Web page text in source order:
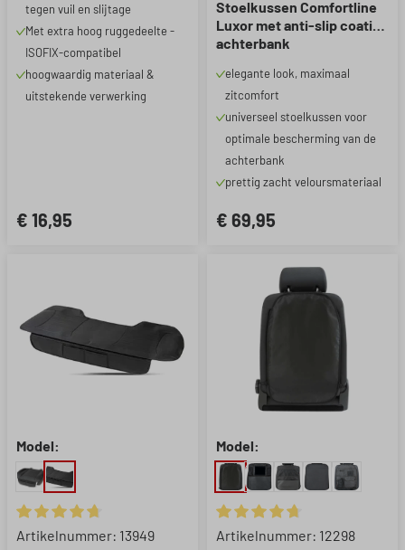
tegen vuil en slijtage
Met extra hoog ruggedeelte -
ISOFIX-compatibel
hoogwaardig materiaal &
uitstekende verwerking
€ 16,95
Stoelkussen Comfortline
Luxor met anti-slip coating
achterbank
elegante look, maximaal
zitcomfort
universeel stoelkussen voor
optimale bescherming van de
achterbank
prettig zacht veloursmateriaal
€ 69,95
Model:
Gemiddelde waardering van 4.87 van 5 sterren
Artikelnummer: 13949
Model:
Gemiddelde waardering van
Artikelnummer: 12298